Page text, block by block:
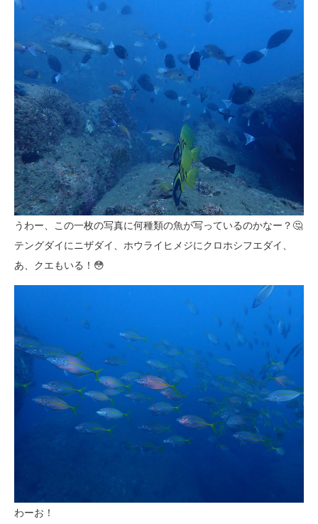
うわー、この一枚の写真に何種類の魚が写っているのかなー？🤔
テングダイにニザダイ、ホウライヒメジにクロホシフエダイ、
あ、クエもいる！😳
わーお！